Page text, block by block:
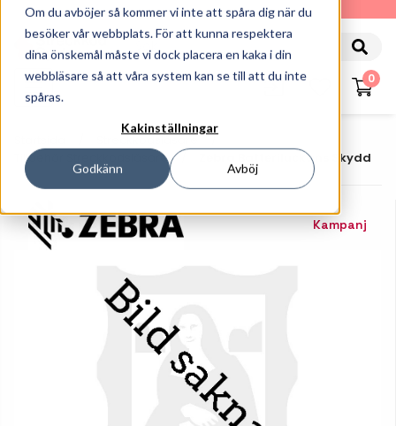
Om du avböjer så kommer vi inte att spåra dig när du
besöker vår webbplats. För att kunna respektera
dina önskemål måste vi dock placera en kaka i din
webbläsare så att våra system kan se till att du inte
spåras.
Kakinställningar
Godkänn Avböj
010-162 61 90
0
Streckkodsläsare
Tillbehör Streckkodsläsare
Zebra Batteriluckans Skydd
Kampanj